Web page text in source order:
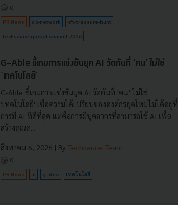
0
PR News six-network nft-treasure-hunt
techsauce-global-summit-2026
G-Able ชี้เกมการแข่งขันยุค AI วัดกันที่ 'คน' ไม่ใช่
'เทคโนโลยี'
G-Able ชี้เกมการแข่งขันยุค AI วัดกันที่ 'คน' ไม่ใช่
'เทคโนโลยี' เชื่อความได้เปรียบขององค์กรยุคใหม่ไม่ได้อยู่ที่
การมี AI ที่ดีที่สุด แต่คือการมีบุคลากรที่สามารถใช้ AI เพื่อ
สร้างคุณค...
สิงหาคม 6, 2026 | By Techsauce Team
0
PR News ai g-able เทคโนโลยี